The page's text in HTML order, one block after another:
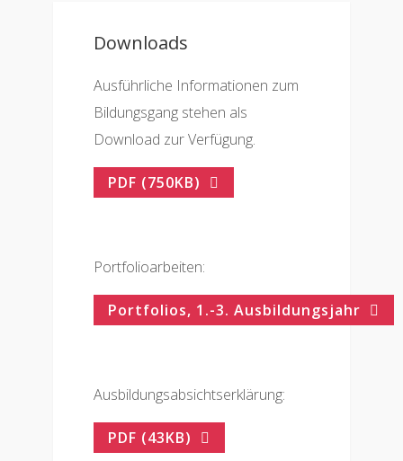
Downloads
Ausführliche Informationen zum
Bildungsgang stehen als
Download zur Verfügung.
PDF (750KB)
Portfolioarbeiten:
Portfolios, 1.-3. Ausbildungsjahr
Ausbildungsabsichtserklärung:
PDF (43KB)